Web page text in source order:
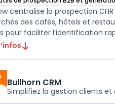
dans cette catégorie
centralise la prospection
des cafés, hôtels et
pour faciliter l’identification
Bullhorn CRM
Simplifiez la gestion clients